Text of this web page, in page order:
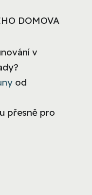
DOMOVA
v
od
přesně pro